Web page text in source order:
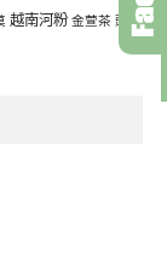
越南河粉 金萱茶 頭城